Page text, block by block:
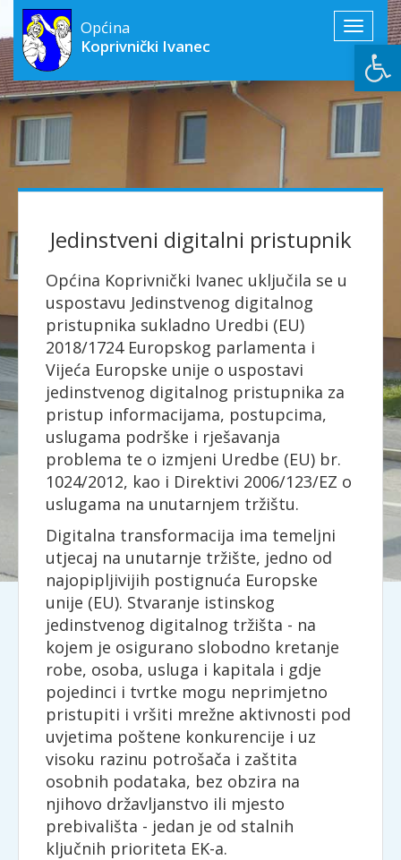
Toggle
Općina
Koprivnički Ivanec
Jedinstveni digitalni pristupnik
Općina Koprivnički Ivanec uključila se u
uspostavu Jedinstvenog digitalnog
pristupnika sukladno Uredbi (EU)
2018/1724 Europskog parlamenta i
Vijeća Europske unije o uspostavi
jedinstvenog digitalnog pristupnika za
pristup informacijama, postupcima,
uslugama podrške i rješavanja
problema te o izmjeni Uredbe (EU) br.
1024/2012, kao i Direktivi 2006/123/EZ o
uslugama na unutarnjem tržištu.
Digitalna transformacija ima temeljni
utjecaj na unutarnje tržište, jedno od
najopipljivijih postignuća Europske
unije (EU). Stvaranje istinskog
jedinstvenog digitalnog tržišta - na
kojem je osigurano slobodno kretanje
robe, osoba, usluga i kapitala i gdje
pojedinci i tvrtke mogu neprimjetno
pristupiti i vršiti mrežne aktivnosti pod
uvjetima poštene konkurencije i uz
visoku razinu potrošača i zaštita
osobnih podataka, bez obzira na
njihovo državljanstvo ili mjesto
prebivališta - jedan je od stalnih
ključnih prioriteta EK-a.